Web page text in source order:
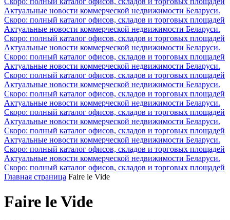
Актуальные новости коммерческой недвижимости Беларуси.
Скоро: полный каталог офисов, складов и торговых площадей
Актуальные новости коммерческой недвижимости Беларуси.
Скоро: полный каталог офисов, складов и торговых площадей
Актуальные новости коммерческой недвижимости Беларуси.
Скоро: полный каталог офисов, складов и торговых площадей
Актуальные новости коммерческой недвижимости Беларуси.
Скоро: полный каталог офисов, складов и торговых площадей
Актуальные новости коммерческой недвижимости Беларуси.
Скоро: полный каталог офисов, складов и торговых площадей
Актуальные новости коммерческой недвижимости Беларуси.
Скоро: полный каталог офисов, складов и торговых площадей
Актуальные новости коммерческой недвижимости Беларуси.
Скоро: полный каталог офисов, складов и торговых площадей
Актуальные новости коммерческой недвижимости Беларуси.
Скоро: полный каталог офисов, складов и торговых площадей
Актуальные новости коммерческой недвижимости Беларуси.
Скоро: полный каталог офисов, складов и торговых площадей
Главная страница Faire le Vide
Faire le Vide